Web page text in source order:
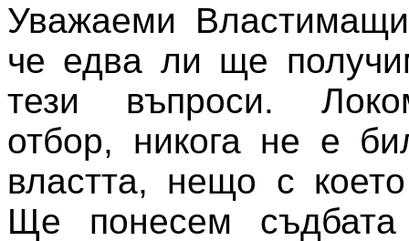
Уважаеми
че едва ли ще
тези въпроси.
отбор, никога не е
властта, нещо с
Ще понесем